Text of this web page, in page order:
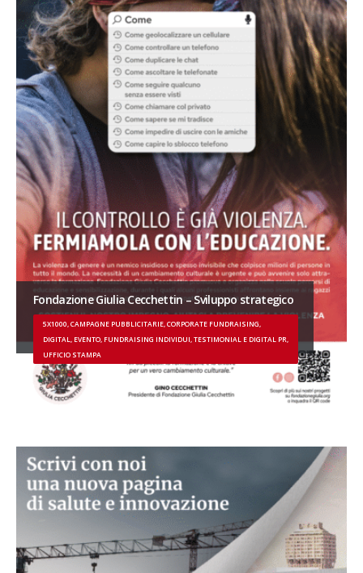
Fondazione Giulia Cecchettin – Sviluppo strategico
5X1000, CAMPAGNE PUBBLICITARIE, CORPORATE FUNDRAISING,
DIGITAL, EVENTO, FUNDRAISING INDIVIDUI, TESTIMONIAL E DIGITAL PR,
UFFICIO STAMPA